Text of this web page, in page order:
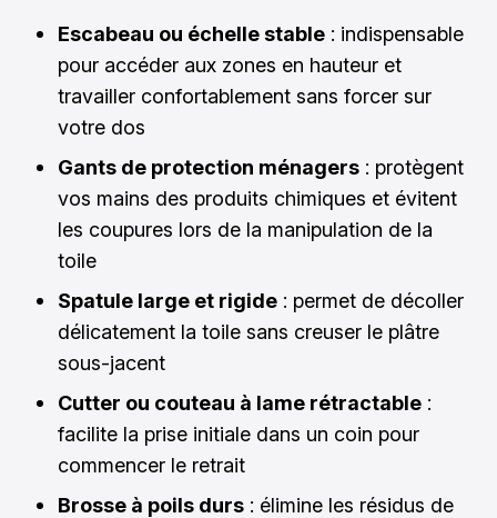
Escabeau ou échelle stable : indispensable
pour accéder aux zones en hauteur et
travailler confortablement sans forcer sur
votre dos
Gants de protection ménagers : protègent
vos mains des produits chimiques et évitent
les coupures lors de la manipulation de la
toile
Spatule large et rigide : permet de décoller
délicatement la toile sans creuser le plâtre
sous-jacent
Cutter ou couteau à lame rétractable :
facilite la prise initiale dans un coin pour
commencer le retrait
Brosse à poils durs : élimine les résidus de